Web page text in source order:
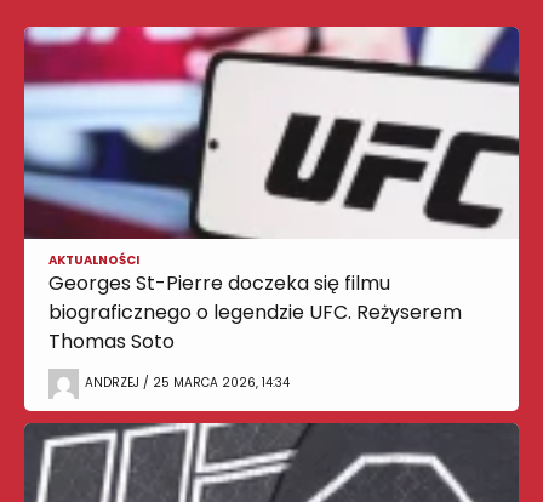
AKTUALNOŚCI
Georges St-Pierre doczeka się filmu
biograficznego o legendzie UFC. Reżyserem
Thomas Soto
ANDRZEJ / 25 MARCA 2026, 14:34